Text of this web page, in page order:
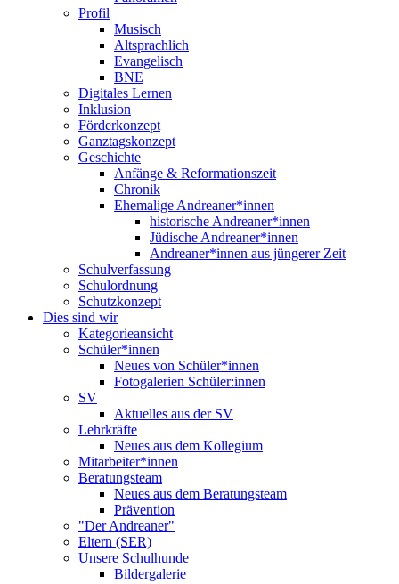
Profil
Musisch
Altsprachlich
Evangelisch
BNE
Digitales Lernen
Inklusion
Förderkonzept
Ganztagskonzept
Geschichte
Anfänge & Reformationszeit
Chronik
Ehemalige Andreaner*innen
historische Andreaner*innen
Jüdische Andreaner*innen
Andreaner*innen aus jüngerer Zeit
Schulverfassung
Schulordnung
Schutzkonzept
Dies sind wir
Kategorieansicht
Schüler*innen
Neues von Schüler*innen
Fotogalerien Schüler:innen
SV
Aktuelles aus der SV
Lehrkräfte
Neues aus dem Kollegium
Mitarbeiter*innen
Beratungsteam
Neues aus dem Beratungsteam
Prävention
"Der Andreaner"
Eltern (SER)
Unsere Schulhunde
Bildergalerie